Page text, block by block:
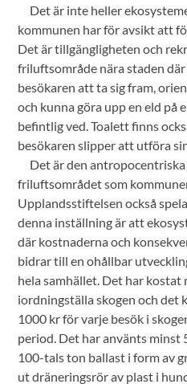
Det är inte heller
kommunen har för avsikt att
Det är tillgängligheten och
friluftsområde nära staden
besökaren att ta sig fram,
och kunna göra upp en eld på
befintlig ved. Toalett finns
besökaren slipper att utföra
Det är den
friluftsområdet som
Upplandsstiftelsen också
denna inställning är att
där kostnaderna och
bidrar till en ohållbar
hela samhället. Det har
iordningställa skogen och det
1000 kr för varje besök i
period. Det har använts minst
100-tals ton ballast i form av
ut dräneringsrör av plast i